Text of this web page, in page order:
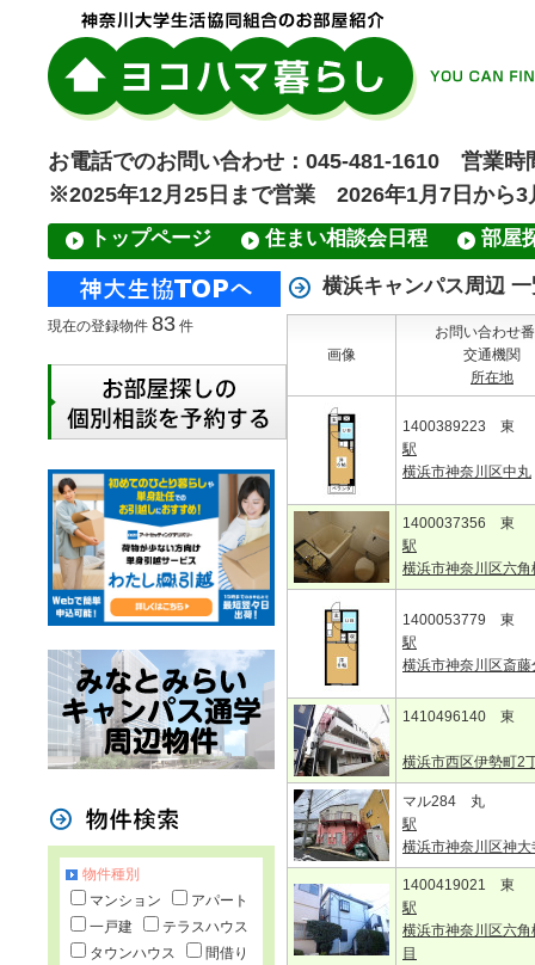
お電話でのお問い合わせ：045-481-1610 営
※2025年12月25日まで営業 2026年1月7日から
トップページ 住まい相談会日程 部屋
横浜キャンパス周辺
画像
お問い合わせ
交通機関
所在地
1400389223 東
駅
横浜市神奈川区中丸
1400037356 東
駅
横浜市神奈川区六角
1400053779 東
駅
横浜市神奈川区斎藤
1410496140 東
横浜市西区伊勢町2
マル284 丸
駅
横浜市神奈川区神大
1400419021 東
駅
横浜市神奈川区六角
目
現在の登録物件 83 件
物件種別
マンション
アパート
一戸建
テラスハウス
タウンハウス
間借り